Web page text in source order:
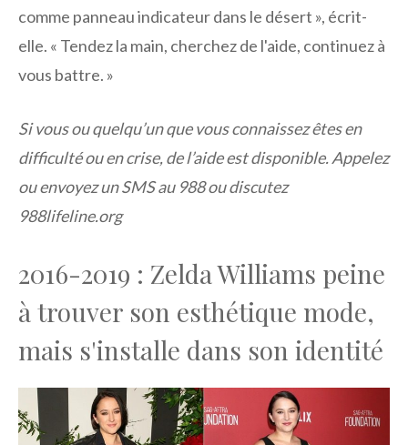
comme panneau indicateur dans le désert », écrit-
elle. « Tendez la main, cherchez de l'aide, continuez à
vous battre. »
Si vous ou quelqu’un que vous connaissez êtes en
difficulté ou en crise, de l’aide est disponible. Appelez
ou envoyez un SMS au 988 ou discutez
988lifeline.org
2016-2019 : Zelda Williams peine
à trouver son esthétique mode,
mais s'installe dans son identité